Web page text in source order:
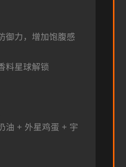
御力，增加饱腹感
料星球解锁
油 + 外星鸡蛋 + 宇